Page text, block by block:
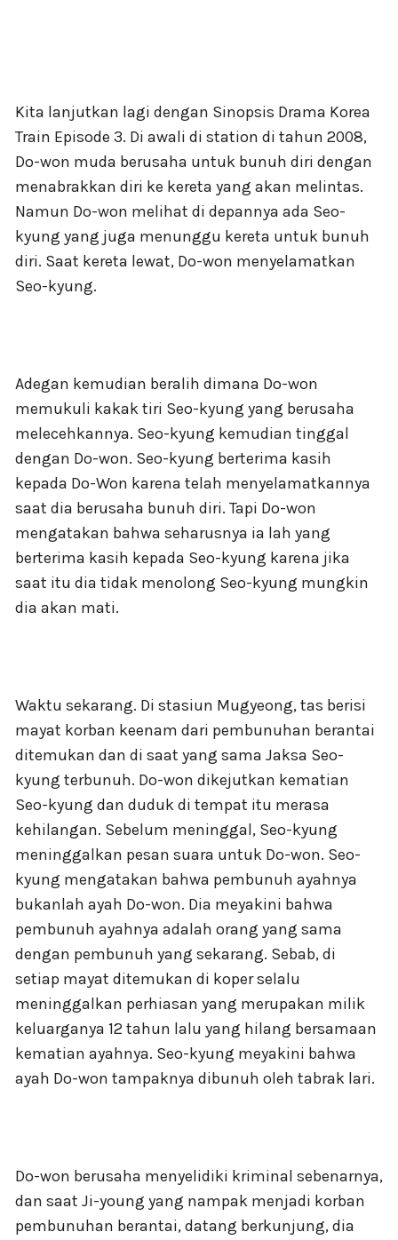
Kita lanjutkan lagi dengan Sinopsis Drama Korea
Train Episode 3. Di awali di station di tahun 2008,
Do-won muda berusaha untuk bunuh diri dengan
menabrakkan diri ke kereta yang akan melintas.
Namun Do-won melihat di depannya ada Seo-
kyung yang juga menunggu kereta untuk bunuh
diri. Saat kereta lewat, Do-won menyelamatkan
Seo-kyung.
Adegan kemudian beralih dimana Do-won
memukuli kakak tiri Seo-kyung yang berusaha
melecehkannya. Seo-kyung kemudian tinggal
dengan Do-won. Seo-kyung berterima kasih
kepada Do-Won karena telah menyelamatkannya
saat dia berusaha bunuh diri. Tapi Do-won
mengatakan bahwa seharusnya ia lah yang
berterima kasih kepada Seo-kyung karena jika
saat itu dia tidak menolong Seo-kyung mungkin
dia akan mati.
Waktu sekarang. Di stasiun Mugyeong, tas berisi
mayat korban keenam dari pembunuhan berantai
ditemukan dan di saat yang sama Jaksa Seo-
kyung terbunuh. Do-won dikejutkan kematian
Seo-kyung dan duduk di tempat itu merasa
kehilangan. Sebelum meninggal, Seo-kyung
meninggalkan pesan suara untuk Do-won. Seo-
kyung mengatakan bahwa pembunuh ayahnya
bukanlah ayah Do-won. Dia meyakini bahwa
pembunuh ayahnya adalah orang yang sama
dengan pembunuh yang sekarang. Sebab, di
setiap mayat ditemukan di koper selalu
meninggalkan perhiasan yang merupakan milik
keluarganya 12 tahun lalu yang hilang bersamaan
kematian ayahnya. Seo-kyung meyakini bahwa
ayah Do-won tampaknya dibunuh oleh tabrak lari.
Do-won berusaha menyelidiki kriminal sebenarnya,
dan saat Ji-young yang nampak menjadi korban
pembunuhan berantai, datang berkunjung, dia